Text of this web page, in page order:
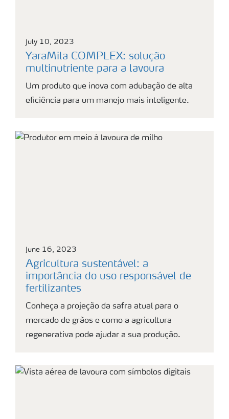
July 10, 2023
YaraMila COMPLEX: solução
multinutriente para a lavoura
Um produto que inova com adubação de alta
eficiência para um manejo mais inteligente.
June 16, 2023
Agricultura sustentável: a
importância do uso responsável de
fertilizantes
Conheça a projeção da safra atual para o
mercado de grãos e como a agricultura
regenerativa pode ajudar a sua produção.